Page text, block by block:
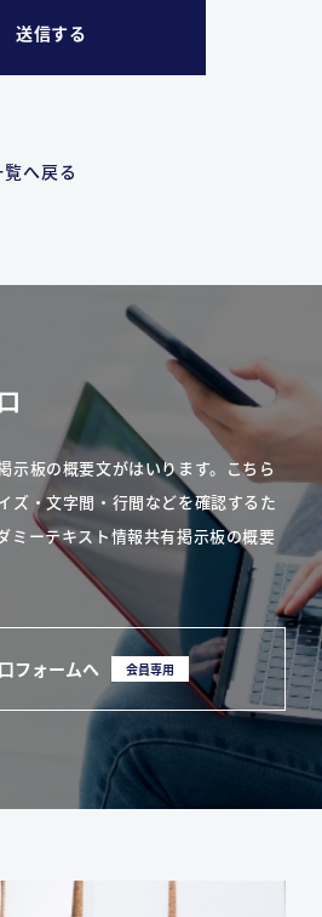
へ戻る
示板の概要文がはいります。こちら
ズ・文字間・行間などを確認するた
ミーテキスト情報共有掲示板の概要
フォームへ 会員専用